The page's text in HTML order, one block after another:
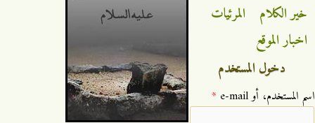
خير الكلام
المرئيات
اخبار الموقع
دخول المستخدم
‏اسم المستخدم، أو e-mail ‏ *